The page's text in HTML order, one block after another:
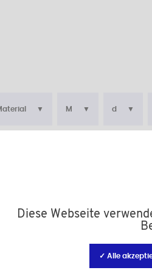
M d
natur
Diese Webseite
✓ Alle